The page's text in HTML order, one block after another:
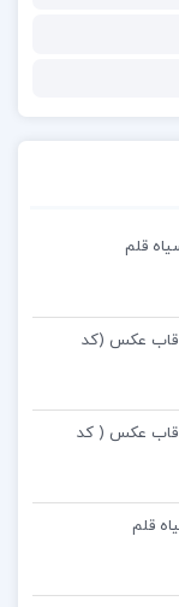
قلم
در 40 صورت در قاب عکس (کد
در 40 صورت در قاب عکس ( کد
قلم